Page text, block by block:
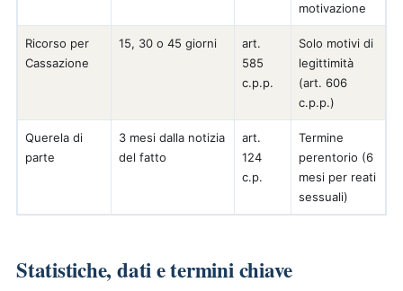
motivazione
Ricorso per
Cassazione
15, 30 o 45 giorni
art.
585
c.p.p.
Solo motivi di
legittimità
(art. 606
c.p.p.)
Querela di
parte
3 mesi dalla notizia
del fatto
art.
124
c.p.
Termine
perentorio (6
mesi per reati
sessuali)
Statistiche, dati e termini chiave